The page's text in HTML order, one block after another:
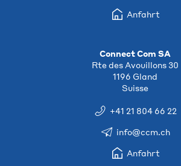
Anfahrt
Connect Com SA
Rte des Avouillons 30
1196 Gland
Suisse
+41 21 804 66 22
info@ccm.ch
Anfahrt